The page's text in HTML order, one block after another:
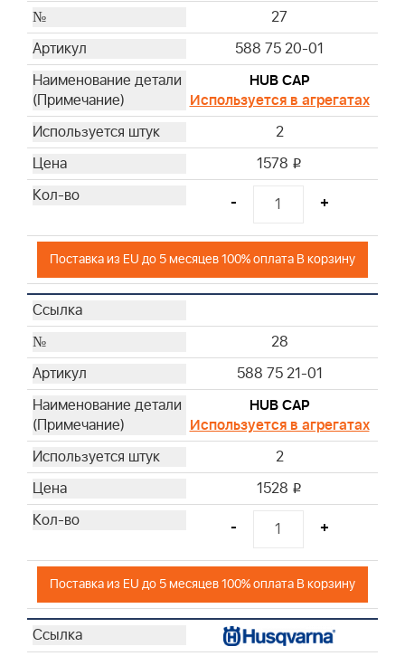
27
588 75 20-01
HUB CAP
Используется в агрегатах
2
1578 i
- +
Поставка из EU до 5 месяцев 100% оплата В корзину
28
588 75 21-01
HUB CAP
Используется в агрегатах
2
1528 i
- +
Поставка из EU до 5 месяцев 100% оплата В корзину